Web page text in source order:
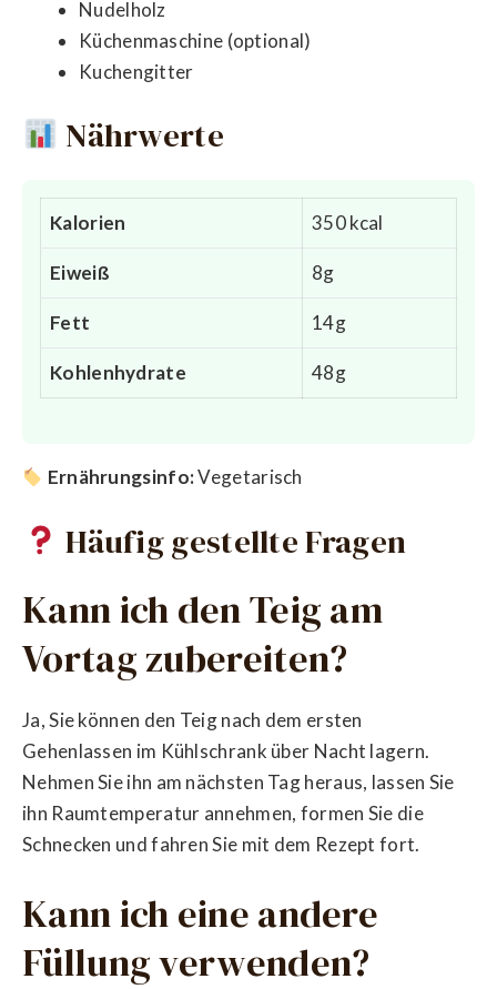
Nudelholz
Küchenmaschine (optional)
Kuchengitter
Nährwerte
Kalorien 350 kcal
Eiweiß 8g
Fett 14g
Kohlenhydrate 48g
Ernährungsinfo:Vegetarisch
Häufig gestellte Fragen
Kann ich den Teig am
Vortag zubereiten?
Ja, Sie können den Teig nach dem ersten
Gehenlassen im Kühlschrank über Nacht lagern.
Nehmen Sie ihn am nächsten Tag heraus, lassen Sie
ihn Raumtemperatur annehmen, formen Sie die
Schnecken und fahren Sie mit dem Rezept fort.
Kann ich eine andere
Füllung verwenden?